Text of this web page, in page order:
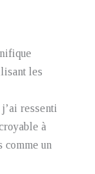
les
ressenti
à
comme un